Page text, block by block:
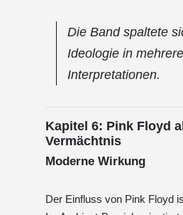
Die Band spaltete
Ideologie in mehrere
Interpretationen.
Kapitel 6: Pink Floyd
Vermächtnis
Moderne Wirkung
Der Einfluss von Pink Floyd